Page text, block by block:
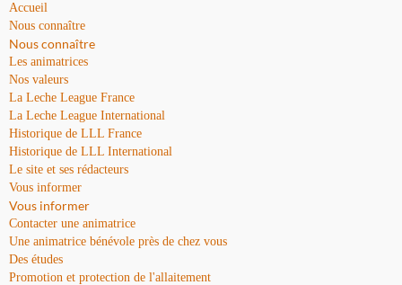
Accueil
Nous connaître
Nous connaître
Les animatrices
Nos valeurs
La Leche League France
La Leche League International
Historique de LLL France
Historique de LLL International
Le site et ses rédacteurs
Vous informer
Vous informer
Contacter une animatrice
Une animatrice bénévole près de chez vous
Des études
Promotion et protection de l'allaitement